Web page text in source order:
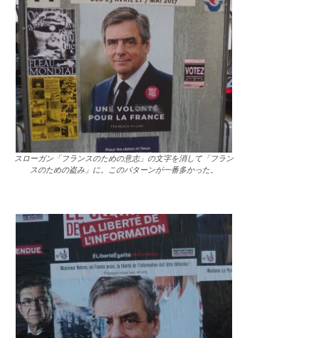
スローガン「フランスのための意志」の文字を消して「フラン
スのための盗み」に。このパターンが一番多かった。